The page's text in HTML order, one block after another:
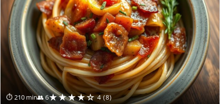
⏱ 210 min👥 6★★★★☆ 4 (8)